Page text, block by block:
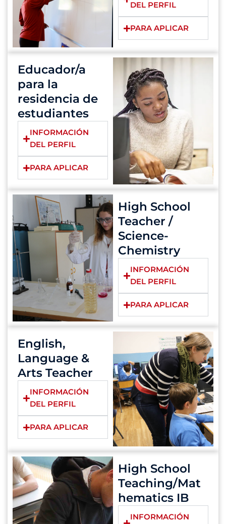
DEL PERFIL
PARA APLICAR
Educador/a
para la
residencia de
estudiantes
INFORMACIÓN
DEL PERFIL
PARA APLICAR
High School
Teacher /
Science-
Chemistry
INFORMACIÓN
DEL PERFIL
PARA APLICAR
English,
Language &
Arts Teacher
INFORMACIÓN
DEL PERFIL
PARA APLICAR
High School
Teaching/Mat
hematics IB
INFORMACIÓN